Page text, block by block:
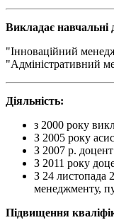
Викладає навчальні
"Інноваційний
"Адміністративний
Діяльність:
з 2000 року
З 2005 року
З 2007 р.
З 2011 року
З 24 листопада
менеджменту,
Підвищення